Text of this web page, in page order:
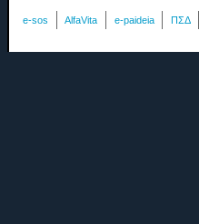
e-sos AlfaVita e-paideia ΠΣΔ